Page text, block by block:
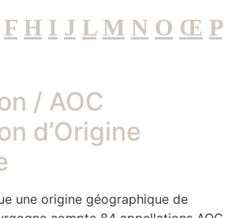
F H I J L M N O Œ P
/ AOC
d’Origine
une origine géographique de